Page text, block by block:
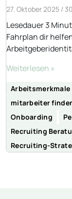
27. Oktober 2025 /
Lesedauer 3
Fahrplan dir
Weiterlesen »
Arbeitsmerkmale
mitarbeiter
Onboarding
Recruiting
Recruiting-